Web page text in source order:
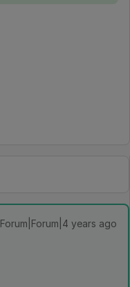
Forum|Forum|4 years ago